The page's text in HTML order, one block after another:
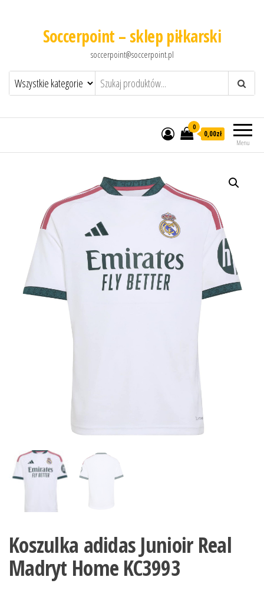
Soccerpoint – sklep piłkarski
soccerpoint@soccerpoint.pl
Menu
0
0,00zł
Koszulka adidas Junioir Real
Madryt Home KC3993